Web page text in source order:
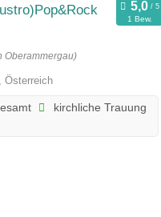
1 Bew.
Oberammergau)
Österreich
kirchliche Trauung